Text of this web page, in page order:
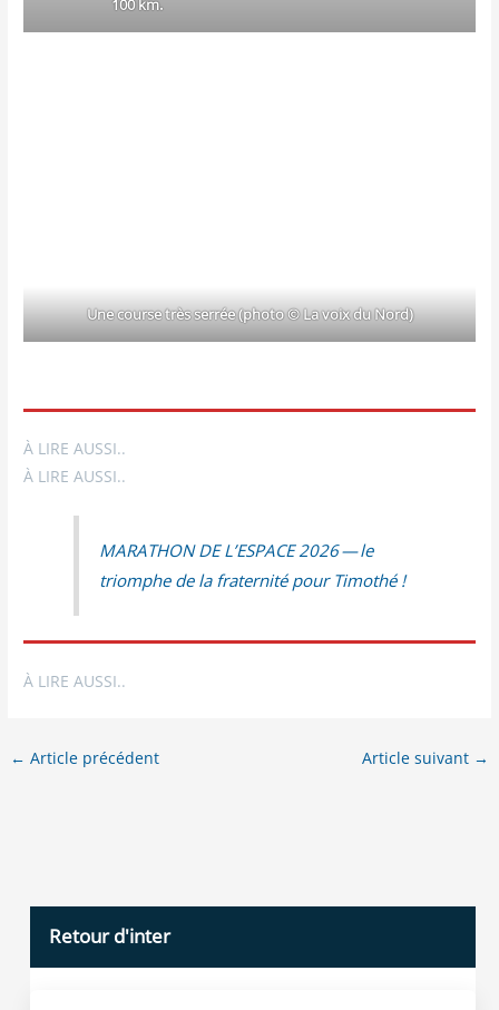
Une course très ser­rée (pho­to © La voix du Nord)
À LIRE AUSSI..
À LIRE AUSSI..
MARATHON DE L’ESPACE 2026 — le
triomphe de la fra­ter­ni­té pour Timothé !
À LIRE AUSSI..
← Article précédent Article suivant →
Retour d'inter